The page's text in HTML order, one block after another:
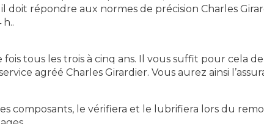
répondre aux normes de précision Charles
tous les trois à cinq ans. Il vous suffit pour cela
agréé Charles Girardier. Vous aurez ainsi
composants, le vérifiera et le lubrifiera lors du